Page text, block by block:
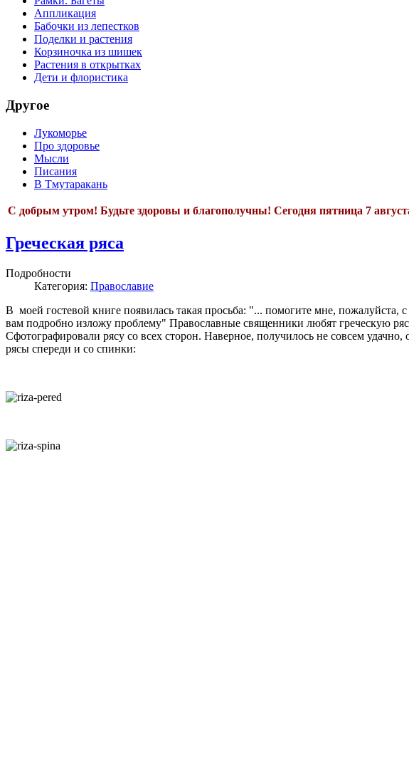
Аппликация
Бабочки из лепестков
Поделки и растения
Корзиночка из шишек
Растения в открытках
Дети и флористика
Другое
Лукоморье
Про здоровье
Мысли
Писания
В Тмутаракань
С добрым утром! Будьте здоровы и благополучны! Сегодня пятница 7
Греческая ряса
Подробности
Категория: Православие
В моей гостевой книге появилась такая просьба: "... помогите мне,
вам подробно изложу проблему" Православные священники любят греческую
Сфотографировали рясу со всех сторон. Наверное, получилось не совсем
рясы спереди и со спинки: